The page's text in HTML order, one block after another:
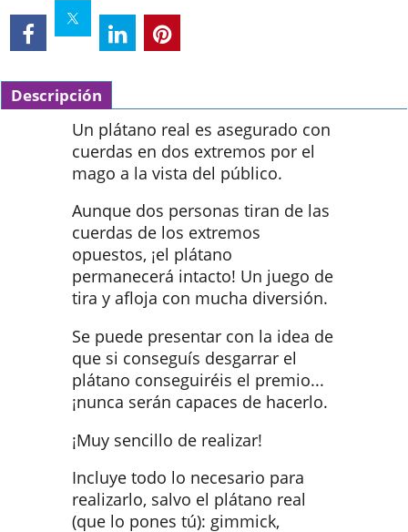
Descripción
Un plátano real es asegurado con
cuerdas en dos extremos por el
mago a la vista del público.
Aunque dos personas tiran de las
cuerdas de los extremos
opuestos, ¡el plátano
permanecerá intacto! Un juego de
tira y afloja con mucha diversión.
Se puede presentar con la idea de
que si conseguís desgarrar el
plátano conseguiréis el premio...
¡nunca serán capaces de hacerlo.
¡Muy sencillo de realizar!
Incluye todo lo necesario para
realizarlo, salvo el plátano real
(que lo pones tú): gimmick,